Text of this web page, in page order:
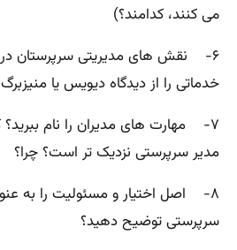
می کنند، کدامند؟)
۶- نقش های مدیریتی سرپرستان
خدماتی را از دیدگاه دیویس یا منیزبرگ
۷- مهارت های مدیران را نام
مدیر سرپرستی نزدیک تر است؟ چرا؟
۸- اصل اختیار و مسئولیت را به
سرپرستی توضیح دهید؟